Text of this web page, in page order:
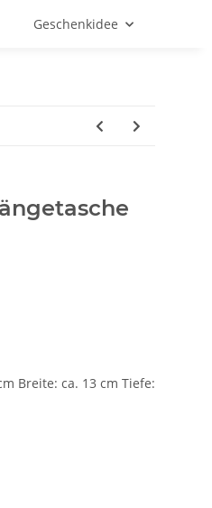
Geschenkidee
Breite: ca. 13 cm Tiefe: